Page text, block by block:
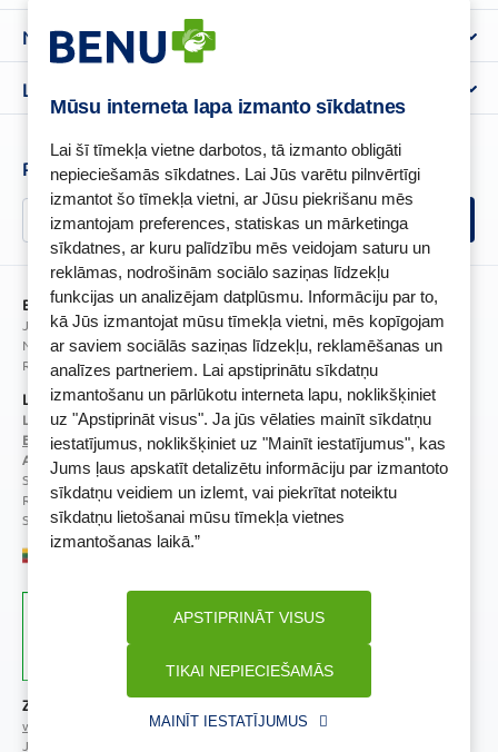
Mūsu interneta lapa izmanto sīkdatnes
Lai šī tīmekļa vietne darbotos, tā izmanto obligāti
nepieciešamās sīkdatnes. Lai Jūs varētu pilnvērtīgi
izmantot šo tīmekļa vietni, ar Jūsu piekrišanu mēs
izmantojam preferences, statiskas un mārketinga
sīkdatnes, ar kuru palīdzību mēs veidojam saturu un
reklāmas, nodrošinām sociālo saziņas līdzekļu
funkcijas un analizējam datplūsmu. Informāciju par to,
kā Jūs izmantojat mūsu tīmekļa vietni, mēs kopīgojam
ar saviem sociālās saziņas līdzekļu, reklamēšanas un
analīzes partneriem. Lai apstiprinātu sīkdatņu
izmantošanu un pārlūkotu interneta lapu, noklikšķiniet
uz "Apstiprināt visus". Ja jūs vēlaties mainīt sīkdatņu
iestatījumus, noklikšķiniet uz "Mainīt iestatījumus", kas
Jums ļaus apskatīt detalizētu informāciju par izmantoto
sīkdatņu veidiem un izlemt, vai piekrītat noteiktu
sīkdatņu lietošanai mūsu tīmekļa vietnes
izmantošanas laikā.”
TIKAI NEPIECIEŠAMĀS
APSTIPRINĀT VISUS
MAINĪT IESTATĪJUMUS
Benu Blogs
Aptiekas
BENU Aptieka kontakti
Piegāde
Biežāk uzdotie jautājumi
Noteikumi
Lietošanas noteikumi
Atteikuma tiesību veidlapa
Privātuma politika
Sīkfailu politika
Videonovērošanas politika
Lojalitātes programma
Senioru priekšrocības
Īpašās priekšrocības
BENU lietotne
BENU lojalitātes programmas noteikumi
Piesakies un esi pirmais, kas uzzina BENU jaunumus!
BENU Aptieka Latvija, SIA
Juridiskā adrese / Faktiskā adrese:
Noliktavu iela 5, Dreiliņi, Stopiņu novads, LV-2130
Reģistrācijas Nr.: 40003252167
Licence
Licences numurs:A00010
E-aptiekas kontakti
Aptiekas vadītāja:
Sertificēta farmaceite: Jeļena Gončarova
Reģistrācijas Nr.: F-0834
Sertifikāta Nr.: 092.2020
Zāļu valsts aģentūra
www.zva.gov.lv
Jersikas iela 15, Rīga
www.vi.gov.lv